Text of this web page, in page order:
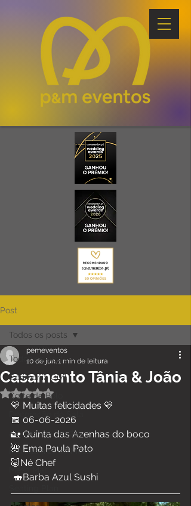
Post
Todos os posts
Cerimónia Civil
Corte de Bolo
Decoração de Sala
Aluguer de Tendas
Marcadores de Mesa
Mesa Mar
Todos os posts
Casamento Tânia & João
pemeventos
10 de jun.1 min de leitura
Avaliado com NaN de 5 estrelas.
💛 Muitas felicidades 💛
📅 06-06-2026
🏡 Quinta das Azenhas do boco
🌺 Ema Paula Pato
🐷Né Chef
🍣Barba Azul Sushi